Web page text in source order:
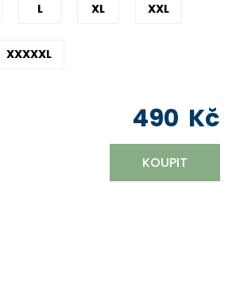
L XL XXL
XXXXXL
490 Kč
KOUPIT